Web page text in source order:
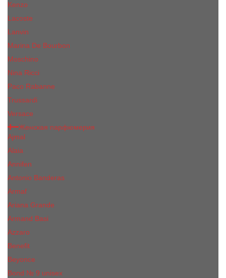
Kenzo
Lacoste
Lanvin
Marina De Bourbon
Moschino
Nina Ricci
Paco Rabanne
Trussardi
Versace
Женская парфюмерия
Ajmal
Alaia
Annifen
Antonio Banderas
Armaf
Ariana Grande
Armand Basi
Azzaro
Benefit
Beyonce
Bond № 9 unisex